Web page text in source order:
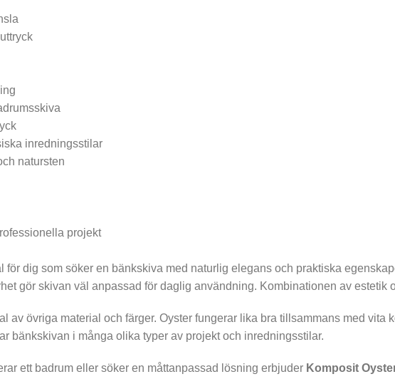
inredningsstilar
natursten
projekt
för dig som söker en bänkskiva med naturlig elegans och praktiska
gör skivan väl anpassad för daglig användning. Kombinationen av estetik
av övriga material och färger. Oyster fungerar lika bra tillsammans med
bänkskivan i många olika typer av projekt och inredningsstilar.
ett badrum eller söker en måttanpassad lösning erbjuder Komposit